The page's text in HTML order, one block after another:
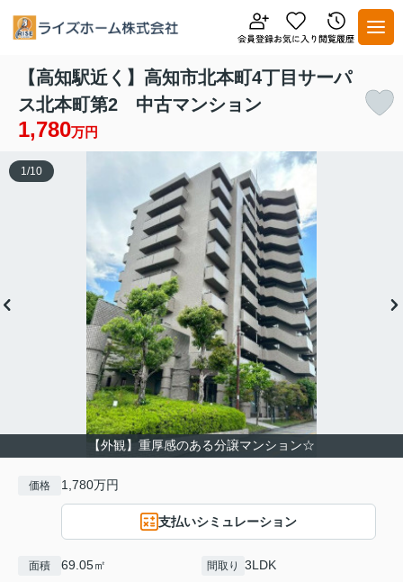
【高知駅近く】高知市北本町4丁目サーパ
ス北本町第2 中古マンション
1,780万円
【外観】重厚感のある分譲マンション☆
1/10
価格 1,780万円
支払いシミュレーション
面積 69.05㎡ 間取り 3LDK